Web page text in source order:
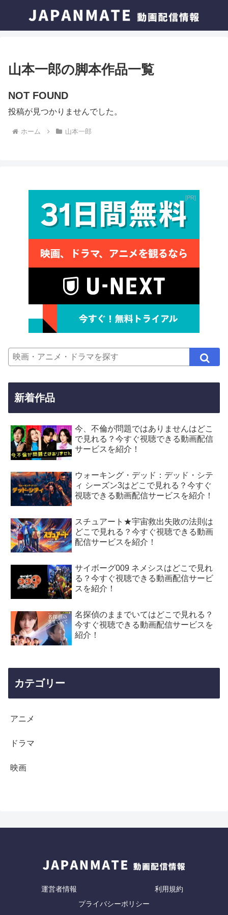
山本一郎の脚本作品一覧
NOT FOUND
投稿が見つかりませんでした。
ホーム 山本一郎
PR
新着作品
今、不倫が問題ではありませんはどこ
で見れる？今すぐ視聴できる動画配信
サービスを紹介！
ウォーキング・デッド：デッド・シテ
ィ シーズン3はどこで見れる？今すぐ
視聴できる動画配信サービスを紹介！
スチュアート★宇宙救出失敗の法則は
どこで見れる？今すぐ視聴できる動画
配信サービスを紹介！
サイボーグ009 ネメシスはどこで見れ
る？今すぐ視聴できる動画配信サービ
スを紹介！
名探偵のままでいてはどこで見れる？
今すぐ視聴できる動画配信サービスを
紹介！
カテゴリー
アニメ
ドラマ
映画
運営者情報
利用規約
プライバシーポリシー